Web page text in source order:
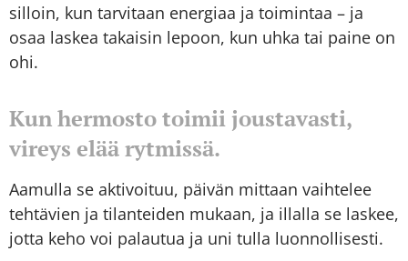
silloin, kun tarvitaan energiaa ja toimintaa – ja
osaa laskea takaisin lepoon, kun uhka tai paine on
ohi.
Kun hermosto toimii joustavasti,
vireys elää rytmissä.
Aamulla se aktivoituu, päivän mittaan vaihtelee
tehtävien ja tilanteiden mukaan, ja illalla se laskee,
jotta keho voi palautua ja uni tulla luonnollisesti.